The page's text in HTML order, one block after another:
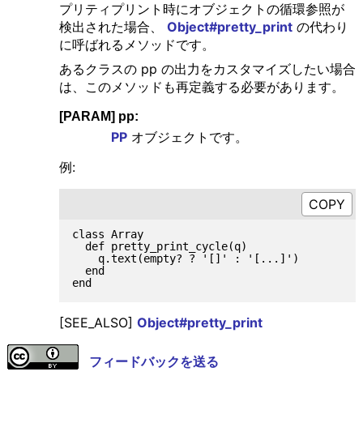
プリティプリント時にオブジェクトの循環参照が
検出された場合、 Object#pretty_printの代わり
に呼ばれるメソッドです。
あるクラスの pp の出力をカスタマイズしたい場合
は、このメソッドも再定義する必要があります。
[PARAM] pp:
PPオブジェクトです。
例:
class Array
  def pretty_print_cycle(q)
    q.text(empty? ? '[]' : '[...]')
  end
[SEE_ALSO] Object#pretty_print
フィードバックを送る